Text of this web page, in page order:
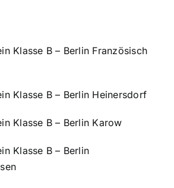
Klasse B – Berlin Französisch
Klasse B – Berlin Heinersdorf
Klasse B – Berlin Karow
Klasse B – Berlin